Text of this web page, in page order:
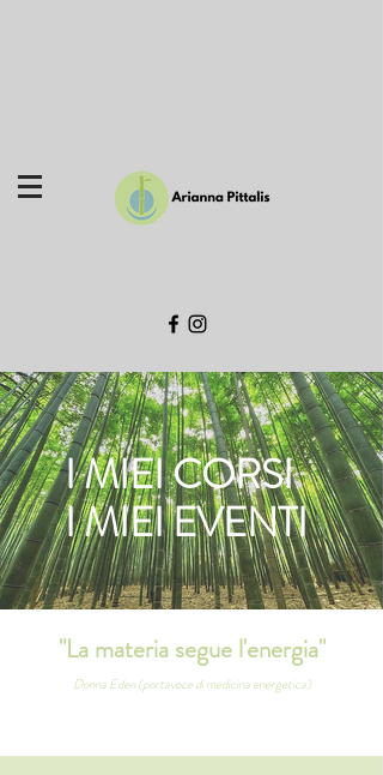
I MIEI CORSI
I MIEI EVENTI
"La materia segue l'energia"
Donna Eden (portavoce di medicina energetica)